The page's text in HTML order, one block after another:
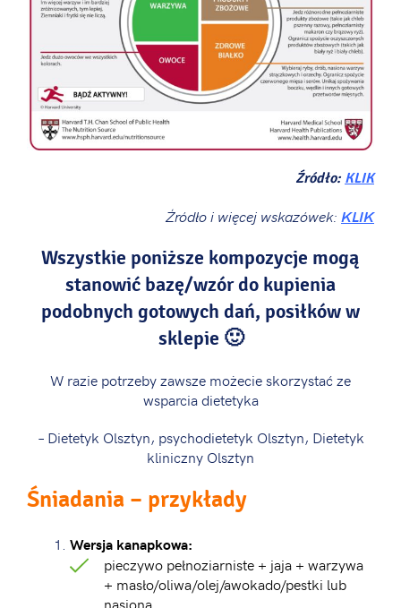
Źródło: KLIK
Źródłoi więcej wskazówek: KLIK
Wszystkie poniższe kompozycje mogą
stanowić bazę/wzórdo kupienia
podobnych gotowych dań, posiłkóww
sklepie 🙂
W razie potrzeby zawsze możecie skorzystać ze
wsparcia dietetyka
– Dietetyk Olsztyn, psychodietetyk Olsztyn, Dietetyk
kliniczny Olsztyn
Śniadania – przykłady
Wersja kanapkowa:
pieczywo pełnoziarniste + jaja + warzywa
+ masło/oliwa/olej/awokado/pestki lub
nasiona